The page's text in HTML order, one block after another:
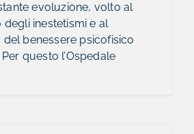
evoluzione, volto al
inestetismi e al
benessere psicofisico
questo l’Ospedale